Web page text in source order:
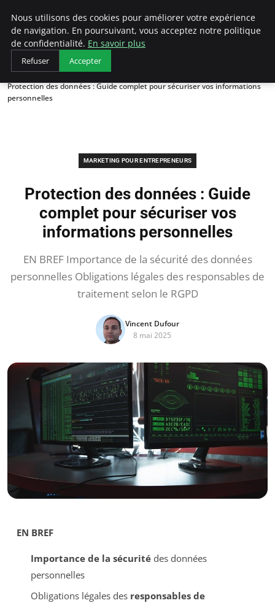
LECFCM
Accueil
Marketing pour entrepreneurs
Protection des données : Guide complet pour sécuriser vos informations
personnelles
MARKETING POUR ENTREPRENEURS
Protection des données : Guide
complet pour sécuriser vos
informations personnelles
EN BREF Importance de la sécurité des données
personnelles Obligations légales des responsables de
traitement selon le RGPD
Vincent Dufour
8 mai 2025
EN BREF
Importance de la sécuritédes données
personnelles
Obligations légales des responsables de
Nous utilisons des cookies pour améliorer votre expérience
de navigation. En poursuivant, vous acceptez notre politique
de confidentialité. En savoir plus
Refuser Accepter